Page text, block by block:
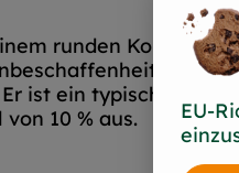
runden
und
ist ein typisches
10 % aus.
EU-